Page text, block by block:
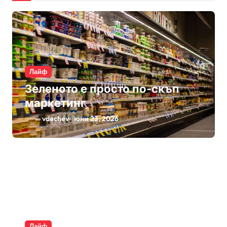
Лайф
Зеленото е просто по-скъп
маркетинг
vdechev юни 23, 2026